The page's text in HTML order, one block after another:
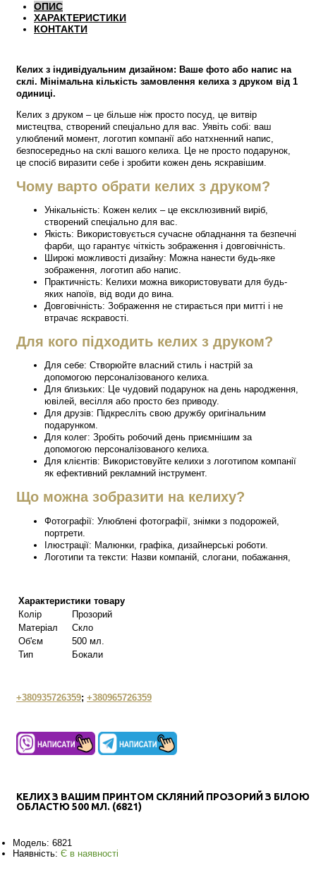
ОПИС
ХАРАКТЕРИСТИКИ
КОНТАКТИ
Келих з індивідуальним дизайном: Ваше фото або напис на
склі. Мінімальна кількість замовлення келиха з друком від 1
одиниці.
Келих з друком – це більше ніж просто посуд, це витвір
мистецтва, створений спеціально для вас. Уявіть собі: ваш
улюблений момент, логотип компанії або натхненний напис,
безпосередньо на склі вашого келиха. Це не просто подарунок,
це спосіб виразити себе і зробити кожен день яскравішим.
Чому варто обрати келих з друком?
Унікальність: Кожен келих – це ексклюзивний виріб,
створений спеціально для вас.
Якість: Використовується сучасне обладнання та безпечні
фарби, що гарантує чіткість зображення і довговічність.
Широкі можливості дизайну: Можна нанести будь-яке
зображення, логотип або напис.
Практичність: Келихи можна використовувати для будь-
яких напоїв, від води до вина.
Довговічність: Зображення не стирається при митті і не
втрачає яскравості.
Для кого підходить келих з друком?
Для себе: Створюйте власний стиль і настрій за
допомогою персоналізованого келиха.
Для близьких: Це чудовий подарунок на день народження,
ювілей, весілля або просто без приводу.
Для друзів: Підкресліть свою дружбу оригінальним
подарунком.
Для колег: Зробіть робочий день приємнішим за
допомогою персоналізованого келиха.
Для клієнтів: Використовуйте келихи з логотипом компанії
як ефективний рекламний інструмент.
Що можна зобразити на келиху?
Фотографії: Улюблені фотографії, знімки з подорожей,
портрети.
Ілюстрації: Малюнки, графіка, дизайнерські роботи.
Логотипи та тексти: Назви компаній, слогани, побажання,
Характеристики товару
Колір
Прозорий
Матеріал
Скло
Об'єм
500 мл.
Тип
Бокали
+380935726359; +380965726359
КЕЛИХ З ВАШИМ ПРИНТОМ СКЛЯНИЙ ПРОЗОРИЙ З БІЛОЮ
ОБЛАСТЮ 500 МЛ. (6821)
Модель: 6821
Наявність: Є в наявності